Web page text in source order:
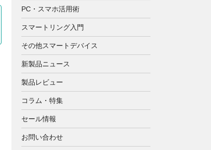
PC・スマホ活用術
スマートリング入門
その他スマートデバイス
新製品ニュース
製品レビュー
コラム・特集
セール情報
お問い合わせ